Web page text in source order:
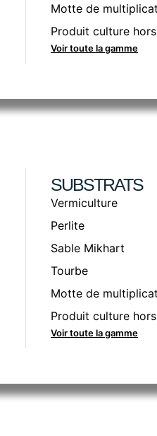
Motte de
Produit culture
Voir toute la gamme
SUBSTRATS
Vermiculture
Perlite
Sable Mikhart
Tourbe
Motte de
Produit culture
Voir toute la gamme